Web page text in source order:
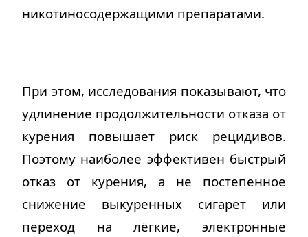
никотиносодержащими препаратами.
При этом, исследования показывают, что
удлинение продолжительности отказа от
курения повышает риск рецидивов.
Поэтому наиболее эффективен быстрый
отказ от курения, а не постепенное
снижение выкуренных сигарет или
переход на лёгкие, электронные